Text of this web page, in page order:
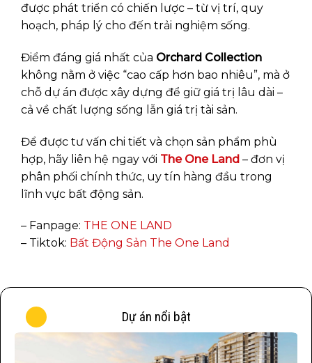
được phát triển có chiến lược – từ vị trí, quy
hoạch, pháp lý cho đến trải nghiệm sống.
Điểm đáng giá nhất của Orchard Collection
không nằm ở việc “cao cấp hơn bao nhiêu”, mà ở
chỗ dự án được xây dựng để giữ giá trị lâu dài –
cả về chất lượng sống lẫn giá trị tài sản.
Để được tư vấn chi tiết và chọn sản phẩm phù
hợp, hãy liên hệ ngay với The One Land – đơn vị
phân phối chính thức, uy tín hàng đầu trong
lĩnh vực bất động sản.
– Fanpage: THE ONE LAND
– Tiktok: Bất Động Sản The One Land
Dự án nổi bật